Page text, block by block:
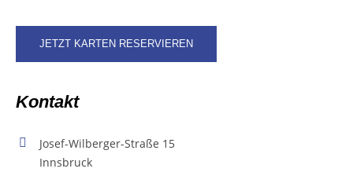
JETZT KAR­TEN RESERVIEREN
Kon­takt
Josef-Wilberger-Straße 15
Innsbruck